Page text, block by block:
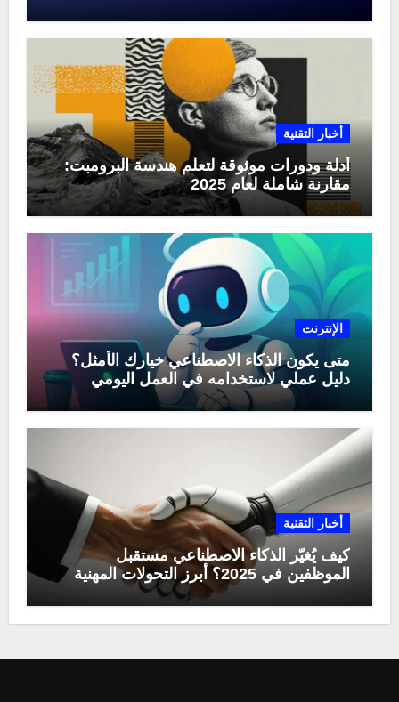
أخبار التقنية
أدلة ودورات موثوقة لتعلّم هندسة البرومبت:
مقارنة شاملة لعام 2025
الإنترنت
متى يكون الذكاء الاصطناعي خيارك الأمثل؟
دليل عملي لاستخدامه في العمل اليومي
أخبار التقنية
كيف يُغيّر الذكاء الاصطناعي مستقبل
الموظفين في 2025؟ أبرز التحولات المهنية